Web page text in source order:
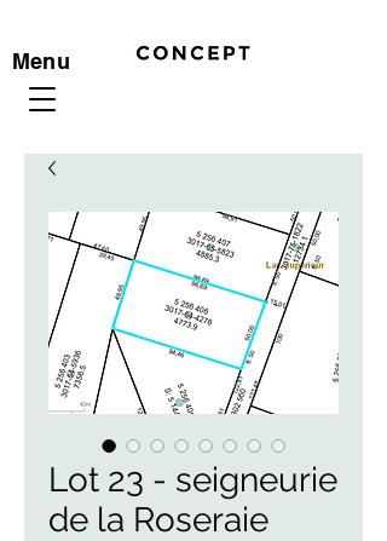
Menu
Lot 23 - seigneurie
de la Roseraie